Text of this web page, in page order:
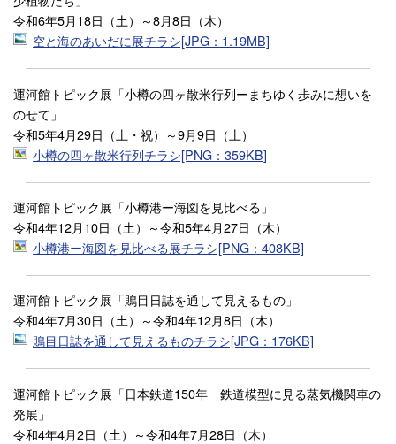
令和6年5月18日（土）～8月8日（木）
空と海のあいだに展チラシ[JPG：1.19MB]
運河館トピック展「小樽の四ヶ散米行列ーまちゆく歩みに想いを
のせて」
令和5年4月29日（土・祝）～9月9日（土）
小樽の四ヶ散米行列チラシ[PNG：359KB]
運河館トピック展「小樽港ー海図を見比べる」
令和4年12月10日（土）～令和5年4月27日（木）
小樽港ー海図を見比べる展チラシ[PNG：408KB]
運河館トピック展「鵙目日誌を通して見えるもの」
令和4年7月30日（土）～令和4年12月8日（木）
鵙目日誌を通して見えるものチラシ[JPG：176KB]
運河館トピック展「日本鉄道150年 鉄道模型に見る蒸気機関車の
発展」
令和4年4月2日（土）～令和4年7月28日（木）